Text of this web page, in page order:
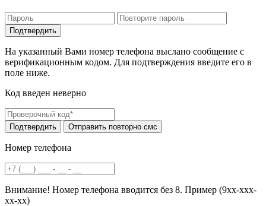
На указанный Вами номер телефона выслано сообщение с
верификационным кодом. Для подтверждения введите его в
поле ниже.
Код введен неверно
Номер телефона
Внимание! Номер телефона вводится без 8. Пример (9хх-ххх-
хх-хх)